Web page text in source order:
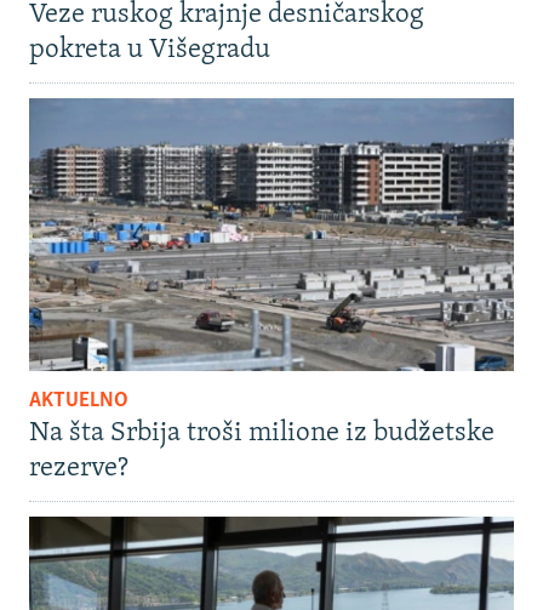
Veze ruskog krajnje desničarskog
pokreta u Višegradu
AKTUELNO
Na šta Srbija troši milione iz budžetske
rezerve?